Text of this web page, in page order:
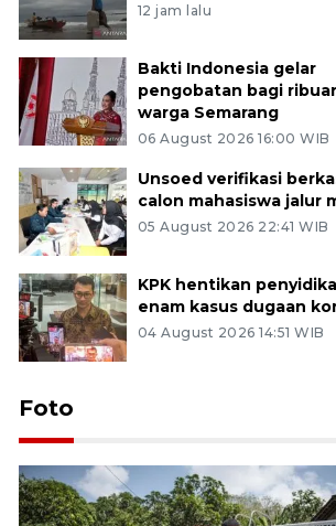
12 jam lalu
Bakti Indonesia gelar
pengobatan bagi
warga Semarang
06 August 2026 16:00 WIB
Unsoed verifikasi
calon mahasiswa jalur
05 August 2026 22:41 WIB
KPK hentikan
enam kasus dugaan
04 August 2026 14:51 WIB
Foto